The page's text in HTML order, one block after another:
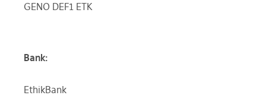
GENO DEF1 ETK
Bank:
EthikBank